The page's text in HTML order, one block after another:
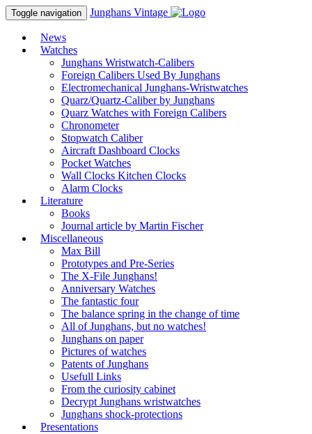
Toggle navigation Junghans Vintage
News
Watches
Junghans Wristwatch-Calibers
Foreign Calibers Used By Junghans
Electromechanical Junghans-Wristwatches
Quarz/Quartz-Caliber by Junghans
Quarz Watches with Foreign Calibers
Chronometer
Stopwatch Caliber
Aircraft Dashboard Clocks
Pocket Watches
Wall Clocks Kitchen Clocks
Alarm Clocks
Literature
Books
Journal article by Martin Fischer
Miscellaneous
Max Bill
Prototypes and Pre-Series
The X-File Junghans!
Anniversary Watches
The fantastic four
The balance spring in the change of time
All of Junghans, but no watches!
Junghans on paper
Pictures of watches
Patents of Junghans
Usefull Links
From the curiosity cabinet
Decrypt Junghans wristwatches
Junghans shock-protections
Presentations